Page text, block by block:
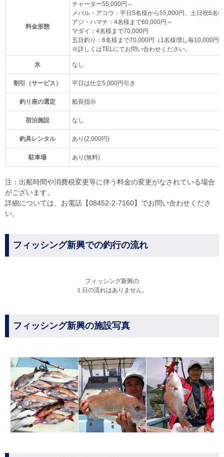
料金形態
チャーター55,000円～
メバル・アコウ：平日5名様から55,000円、土日祝6名
アジ・ハマチ：4名様まで60,000円～
マダイ：4名様まで70,000円
五目釣り：6名様まで70,000円（1名様増し毎10,000円
※詳しくはTELにてお問い合わせください。
氷 なし
割引（サービス） 平日は仕立5,000円引き
釣り座の選定 船長指示
宿泊施設 なし
釣具レンタル あり(2,000円)
駐車場 あり(無料)
注：出船時間や消費税変更等に伴う料金の変更がなされている場合
がございます。
詳細については、お電話【08452-2-7160】でお問い合わせくださ
い。
フィッシング新興での釣行の流れ
フィッシング新興の
１日の流れはありません。
フィッシング新興の施設写真